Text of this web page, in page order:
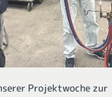
Projektwoche zur